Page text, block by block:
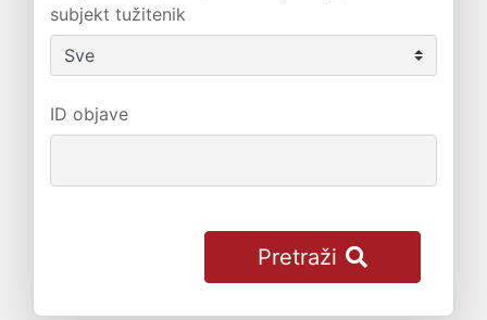
subjekt tužitenik
ID objave
Pretraži